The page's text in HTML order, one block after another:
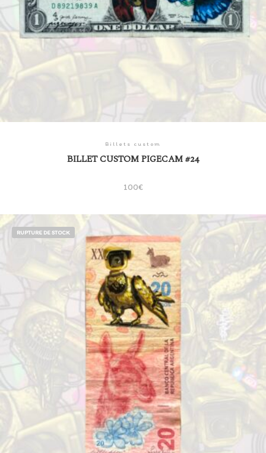
Billets custom
BILLET CUSTOM PIGECAM #24
100€
RUPTURE DE STOCK